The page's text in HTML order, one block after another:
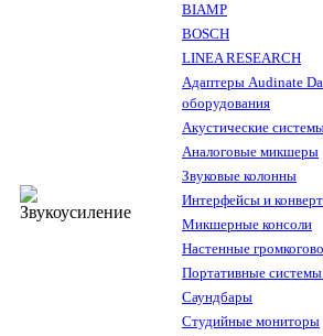
BIAMP
BOSCH
LINEA RESEARCH
Адаптеры Audinate
оборудования
Акустические
Аналоговые микшеры
Звуковые колонны
Интерфейсы и
Микшерные консоли
Настенные
Портативные системы
Саундбары
Студийные мониторы